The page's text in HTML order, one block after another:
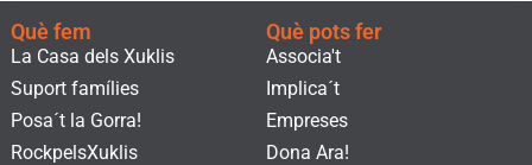
Què fem
La Casa dels Xuklis
Suport famílies
Posa´t la Gorra!
RockpelsXuklis
Què pots fer
Associa't
Implica´t
Empreses
Dona Ara!